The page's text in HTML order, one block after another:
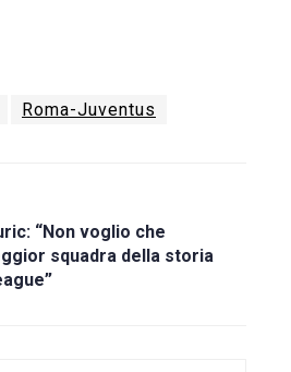
Roma-Juventus
“Non voglio che
squadra della storia